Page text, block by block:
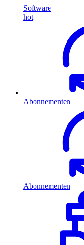
Software
hot
Abonnementen
Abonnementen